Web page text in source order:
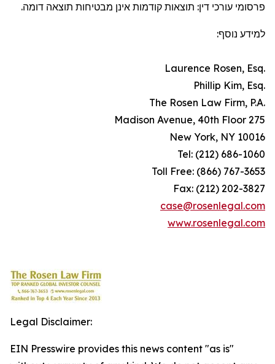
פרסומי עורכי דין: תוצאות קודמות אינן מבטיחות תוצאה דומה.
למידע נוסף:
.Laurence Rosen, Esq
.Phillip Kim, Esq
.The Rosen Law Firm, P.A
275 Madison Avenue, 40th Floor
New York, NY 10016
Tel: (212) 686-1060
Toll Free: (866) 767-3653
Fax: (212) 202-3827
case@rosenlegal.com
www.rosenlegal.com
Legal Disclaimer:
EIN Presswire provides this news content "as is"